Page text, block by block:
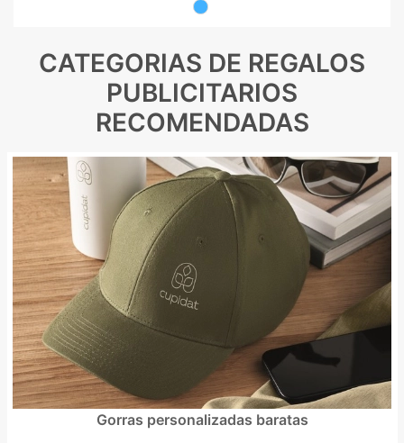
CATEGORIAS DE REGALOS
PUBLICITARIOS
RECOMENDADAS
Gorras personalizadas baratas